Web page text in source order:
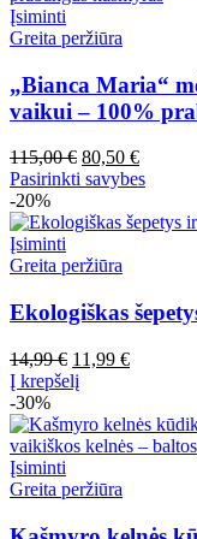
Įsiminti
Greita peržiūra
„Bianca Maria“
vaikui – 100%
115,00€ Pradinė
kaina
115,00 €.
80,50 €
kaina
80,50 €.
Pasirinkti savybesŠis
turi
galite
-20%
Įsiminti
Greita peržiūra
Ekologiškas
14,99€ Pradinė
kaina
14,99 €.
11,99 €Dabartinė
11,99 €.
Į krepšelį
-30%
Įsiminti
Greita peržiūra